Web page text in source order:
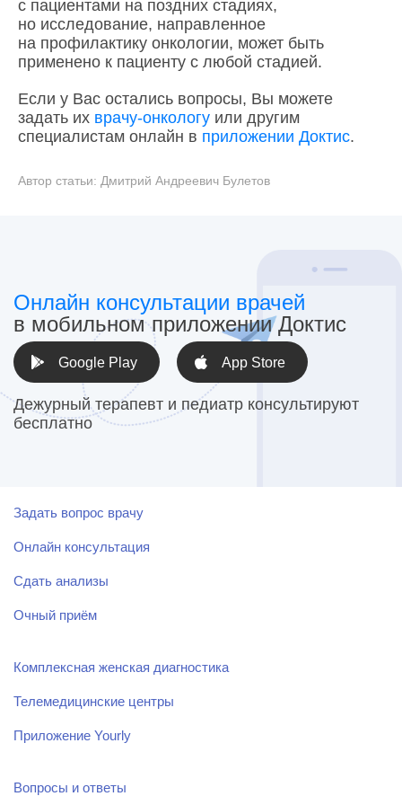
с пациентами на поздних стадиях,
но исследование, направленное
на профилактику онкологии, может быть
применено к пациенту с любой стадией.
Если у Вас остались вопросы, Вы можете
задать их врачу-онкологу или другим
специалистам онлайн в приложении Доктис.
Автор статьи: Дмитрий Андреевич Булетов
Онлайн консультации врачей
в мобильном приложении Доктис
Google Play App Store
Дежурный терапевт и педиатр консультируют
бесплатно
Задать вопрос врачу
Онлайн консультация
Сдать анализы
Очный приём
Комплексная женская диагностика
Телемедицинские центры
Приложение Yourly
Вопросы и ответы